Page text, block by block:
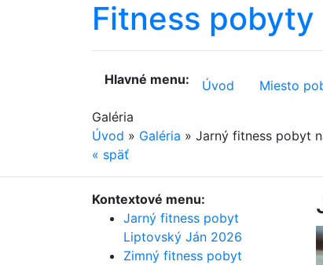
Fitness pobyty
Hlavné menu: Úvod Miesto
Galéria
Úvod » Galéria » Jarný fitness pobyt
« späť
Kontextové menu:
Jarný fitness pobyt
Liptovský Ján 2026
Zimný fitness pobyt